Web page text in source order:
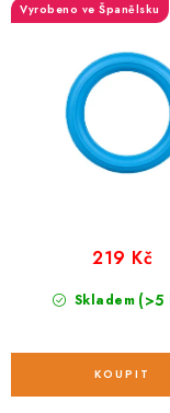
Vyrobeno ve Španělsku
Skladem (>5
219 Kč